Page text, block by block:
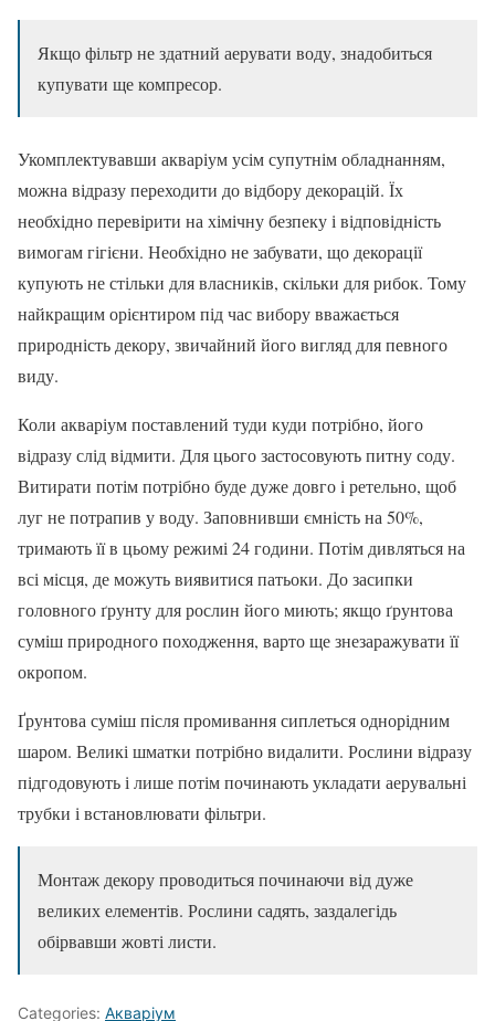
Якщо фільтр не здатний аерувати воду, знадобиться
купувати ще компресор.
Укомплектувавши акваріум усім супутнім обладнанням,
можна відразу переходити до відбору декорацій. Їх
необхідно перевірити на хімічну безпеку і відповідність
вимогам гігієни. Необхідно не забувати, що декорації
купують не стільки для власників, скільки для рибок. Тому
найкращим орієнтиром під час вибору вважається
природність декору, звичайний його вигляд для певного
виду.
Коли акваріум поставлений туди куди потрібно, його
відразу слід відмити. Для цього застосовують питну соду.
Витирати потім потрібно буде дуже довго і ретельно, щоб
луг не потрапив у воду. Заповнивши ємність на 50%,
тримають її в цьому режимі 24 години. Потім дивляться на
всі місця, де можуть виявитися патьоки. До засипки
головного ґрунту для рослин його миють; якщо ґрунтова
суміш природного походження, варто ще знезаражувати її
окропом.
Ґрунтова суміш після промивання сиплеться однорідним
шаром. Великі шматки потрібно видалити. Рослини відразу
підгодовують і лише потім починають укладати аерувальні
трубки і встановлювати фільтри.
Монтаж декору проводиться починаючи від дуже
великих елементів. Рослини садять, заздалегідь
обірвавши жовті листи.
Categories: Акваріум